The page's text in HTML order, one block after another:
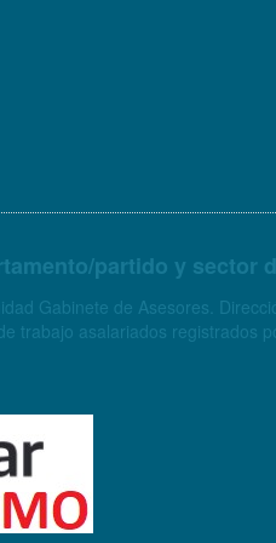
partido y sector
Gabinete de Asesores.
trabajo asalariados